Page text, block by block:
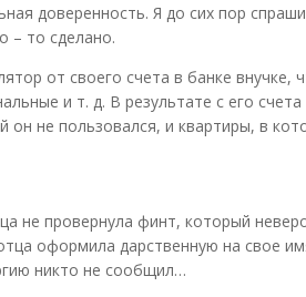
доверенность. Я до сих пор
– то сделано.
от своего счета в банке внучке,
и т. д. В результате с его
он не пользовался, и квартиры, в
не провернула финт, который
оформила дарственную на свое
никто не сообщил…